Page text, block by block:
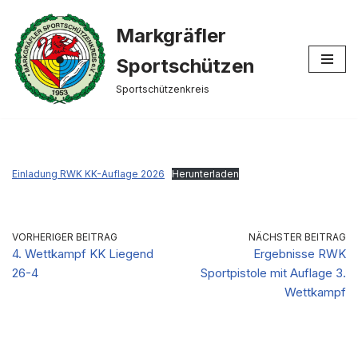
Zum
Inhalt
springen
Markgräfler
Sportschützen
Sportschützenkreis
Einladung RWK KK-Auflage 2026 Herunterladen
VORHERIGER BEITRAG
4. Wettkampf KK Liegend
26-4
NÄCHSTER BEITRAG
Ergebnisse RWK
Sportpistole mit Auflage 3.
Wettkampf